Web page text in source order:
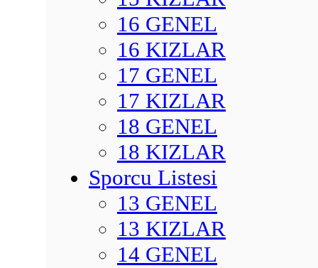
16 GENEL
16 KIZLAR
17 GENEL
17 KIZLAR
18 GENEL
18 KIZLAR
Sporcu Listesi
13 GENEL
13 KIZLAR
14 GENEL